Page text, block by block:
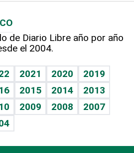
de Diario Libre año por año
el 2004.
2021 2020
2019
2015 2014
2013
2009 2008
2007